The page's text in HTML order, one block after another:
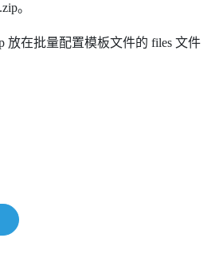
。
放在批量配置模板文件的 files文件